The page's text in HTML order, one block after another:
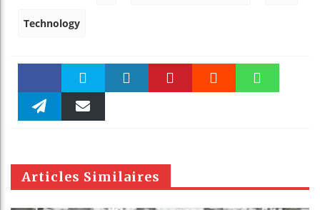
Technology
Faceboo Twitter
m
Articles Similaires